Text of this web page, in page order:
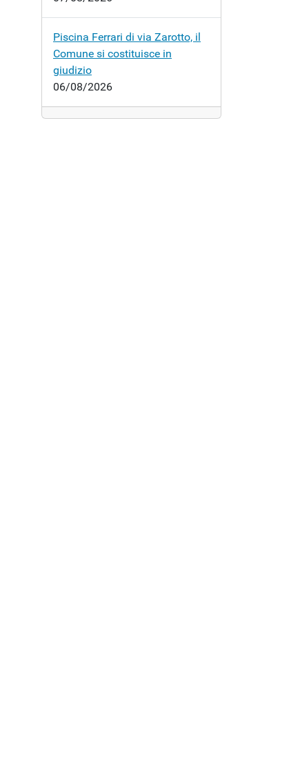
Piscina Ferrari di via Zarotto, il
Comune si costituisce in
giudizio
06/08/2026